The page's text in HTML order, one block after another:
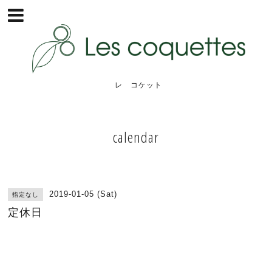
レ コケット
calendar
指定なし 2019-01-05 (Sat)
定休日